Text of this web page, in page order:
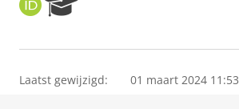
R
I
e
r
Laatst gewijzigd: 01 maart 2024 11:53